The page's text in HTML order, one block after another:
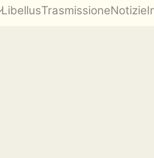
LibellusTrasmissioneNotizie